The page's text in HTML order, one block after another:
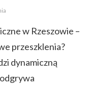
w Rzeszowie –
przeszklenia?
dynamiczną